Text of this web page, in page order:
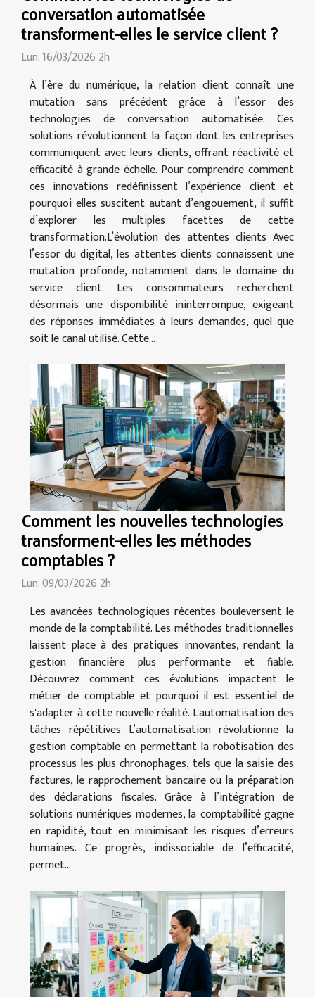
conversation automatisée
transforment-elles le service client ?
Lun. 16/03/2026 2h
À l’ère du numérique, la relation client connaît une
mutation sans précédent grâce à l’essor des
technologies de conversation automatisée. Ces
solutions révolutionnent la façon dont les entreprises
communiquent avec leurs clients, offrant réactivité et
efficacité à grande échelle. Pour comprendre comment
ces innovations redéfinissent l’expérience client et
pourquoi elles suscitent autant d’engouement, il suffit
d’explorer les multiples facettes de cette
transformation.L’évolution des attentes clients Avec
l’essor du digital, les attentes clients connaissent une
mutation profonde, notamment dans le domaine du
service client. Les consommateurs recherchent
désormais une disponibilité ininterrompue, exigeant
des réponses immédiates à leurs demandes, quel que
soit le canal utilisé. Cette...
Comment les nouvelles technologies
transforment-elles les méthodes
comptables ?
Lun. 09/03/2026 2h
Les avancées technologiques récentes bouleversent le
monde de la comptabilité. Les méthodes traditionnelles
laissent place à des pratiques innovantes, rendant la
gestion financière plus performante et fiable.
Découvrez comment ces évolutions impactent le
métier de comptable et pourquoi il est essentiel de
s'adapter à cette nouvelle réalité. L'automatisation des
tâches répétitives L’automatisation révolutionne la
gestion comptable en permettant la robotisation des
processus les plus chronophages, tels que la saisie des
factures, le rapprochement bancaire ou la préparation
des déclarations fiscales. Grâce à l’intégration de
solutions numériques modernes, la comptabilité gagne
en rapidité, tout en minimisant les risques d’erreurs
humaines. Ce progrès, indissociable de l’efficacité,
permet...